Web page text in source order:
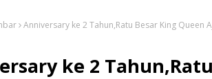
Anniversary ke 2 Tahun,Ratu Besar King Queen
ke 2